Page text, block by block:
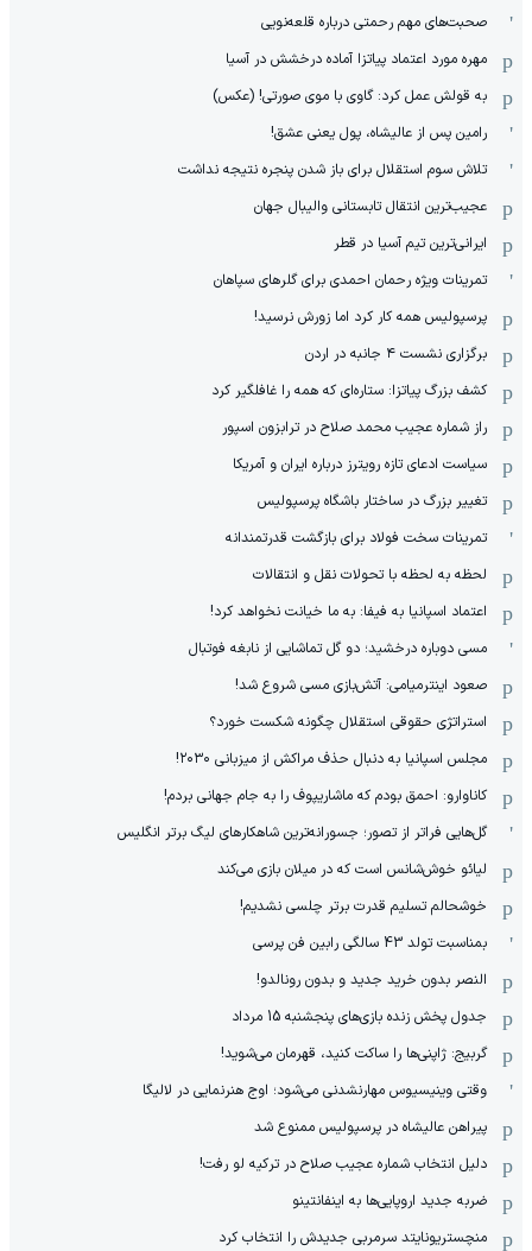
صحبت‌های مهم رحمتی درباره قلعه‌نویی
مهره مورد اعتماد پیاتزا آماده درخشش در آسیا
به قولش عمل کرد: گاوی با موی صورتی! (عکس)
رامین پس از عالیشاه، پول یعنی عشق!
تلاش سوم استقلال برای باز شدن پنجره نتیجه نداشت
عجیب‌ترین انتقال تابستانی والیبال جهان
ایرانی‌ترین تیم آسیا در قطر
تمرینات ویژه رحمان احمدی برای گلرهای سپاهان
پرسپولیس همه کار کرد اما زورش نرسید!
برگزاری نشست ۴ جانبه در اردن
کشف بزرگ پیاتزا: ستاره‌ای که همه را غافلگیر کرد
راز شماره عجیب محمد صلاح در ترابزون اسپور
سیاست ادعای تازه رویترز درباره ایران و آمریکا
تغییر بزرگ در ساختار باشگاه پرسپولیس
تمرینات سخت فولاد برای بازگشت قدرتمندانه
لحظه به لحظه با تحولات نقل و انتقالات
اعتماد اسپانیا به فیفا: به ما خیانت نخواهد کرد!
مسی دوباره درخشید؛ دو گل تماشایی از نابغه فوتبال
صعود اینترمیامی: آتش‌بازی مسی شروع شد!
استراتژی حقوقی استقلال چگونه شکست خورد؟
مجلس اسپانیا به دنبال حذف مراکش از میزبانی ۲۰۳۰!
کاناوارو: احمق بودم که ماشاریپوف را به جام جهانی بردم!
گل‌هایی فراتر از تصور؛ جسورانه‌ترین شاهکارهای لیگ برتر انگلیس
لیائو خوش‌شانس است که در میلان بازی می‌کند
خوشحالم تسلیم قدرت برتر چلسی نشدیم!
بمناسبت تولد 43 سالگی رابین فن پرسی
النصر بدون خرید جدید و بدون رونالدو!
جدول پخش زنده بازی‌های پنجشنبه 15 مرداد
گربیج: ژاپنی‌ها را ساکت کنید، قهرمان می‌شوید!
وقتی وینیسیوس مهارنشدنی می‌شود؛ اوج هنرنمایی در لالیگا
پیراهن عالیشاه در پرسپولیس ممنوع شد
دلیل انتخاب شماره عجیب صلاح در ترکیه لو رفت!
ضربه جدید اروپایی‌ها به اینفانتینو
منچستریونایتد سرمربی جدیدش را انتخاب کرد